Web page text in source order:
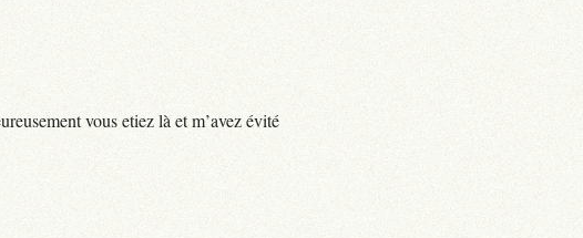
vous etiez là et m’avez évité